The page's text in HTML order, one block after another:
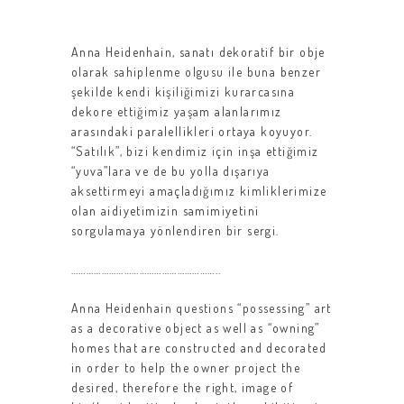
Anna Heidenhain, sanatı dekoratif bir obje
olarak sahiplenme olgusu ile buna benzer
şekilde kendi kişiliğimizi kurarcasına
dekore ettiğimiz yaşam alanlarımız
arasındaki paralellikleri ortaya koyuyor.
“Satılık”, bizi kendimiz için inşa ettiğimiz
“yuva”lara ve de bu yolla dışarıya
aksettirmeyi amaçladığımız kimliklerimize
olan aidiyetimizin samimiyetini
sorgulamaya yönlendiren bir sergi.
Anna Heidenhain questions “possessing” art
as a decorative object as well as “owning”
homes that are constructed and decorated
in order to help the owner project the
desired, therefore the right, image of